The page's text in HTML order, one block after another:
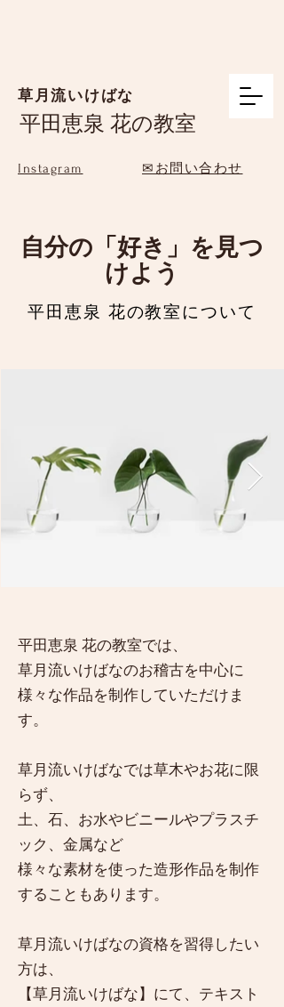
草月流いけばな
平田恵泉 花の教室
Instagram ✉お問い合わせ
自分の「好き」を見つ
けよう
平田恵泉 花の教室について
平田恵泉 花の教室では、
草月流いけばなのお稽古を中心に
様々な作品を制作していただけま
す。
草月流いけばなでは草木やお花に限
らず、
土、石、お水やビニールやプラスチ
ック、金属など
様々な素材を使った造形作品を制作
することもあります。
草月流いけばなの資格を習得したい
方は、
【草月流いけばな】にて、テキスト